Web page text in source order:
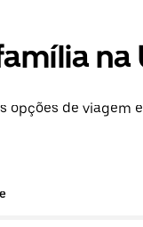
na
opções de viagem